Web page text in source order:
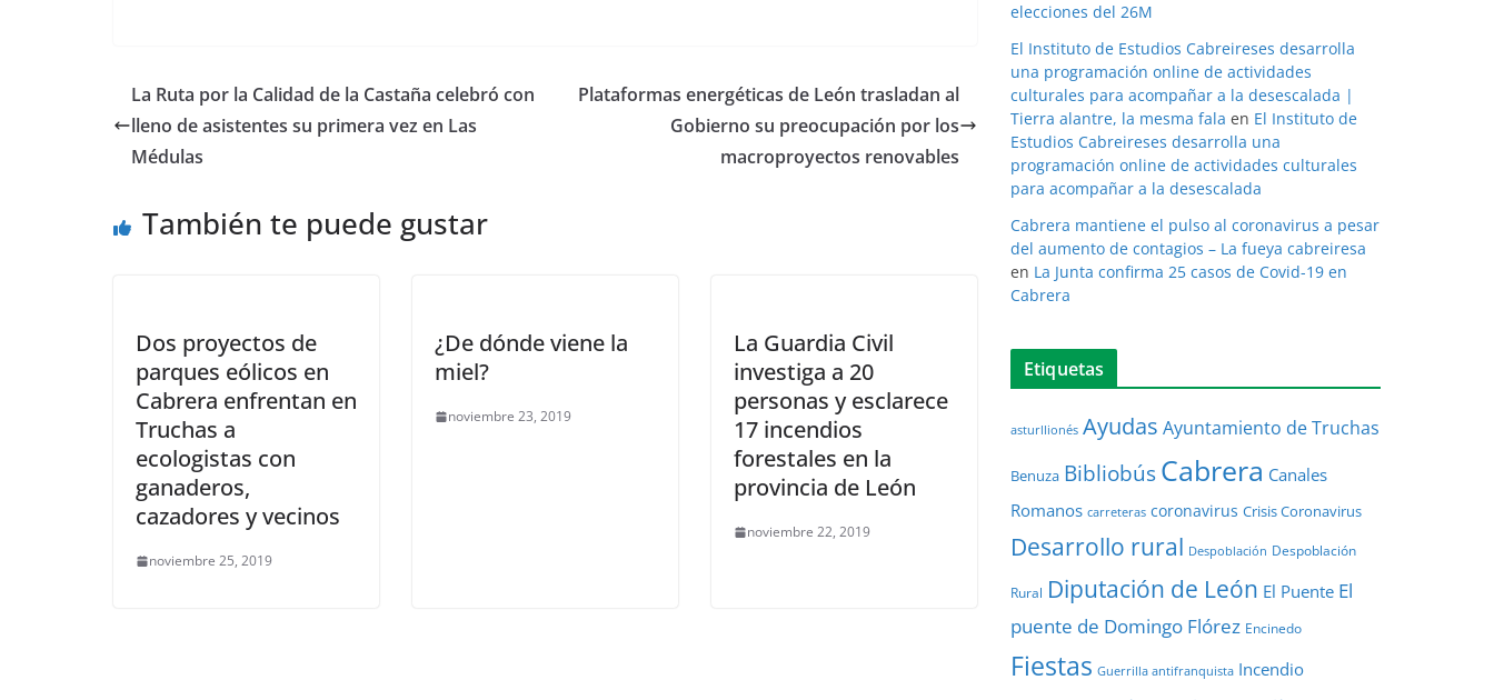
La Ruta por la Calidad de la Castaña celebró con
lleno de asistentes su primera vez en Las
Médulas
Plataformas energéticas de León trasladan al
Gobierno su preocupación por los
macroproyectos renovables
También te puede gustar
Dos proyectos de
parques eólicos en
Cabrera enfrentan en
Truchas a
ecologistas con
ganaderos,
cazadores y vecinos
noviembre 25, 2019
¿De dónde viene la
miel?
noviembre 23, 2019
La Guardia Civil
investiga a 20
personas y esclarece
17 incendios
forestales en la
provincia de León
noviembre 22, 2019
elecciones del 26M
El Instituto de Estudios Cabreireses desarrolla
una programación online de actividades
culturales para acompañar a la desescalada |
Tierra alantre, la mesma fala en El Instituto de
Estudios Cabreireses desarrolla una
programación online de actividades culturales
para acompañar a la desescalada
Cabrera mantiene el pulso al coronavirus a pesar
del aumento de contagios – La fueya cabreiresa
en La Junta confirma 25 casos de Covid-19 en
Cabrera
Etiquetas
asturllionés Ayudas Ayuntamiento de Truchas
Benuza BibliobúsCabrera Canales
Romanos carreteras coronavirus Crisis Coronavirus
Desarrollo rural Despoblación Despoblación
Rural Diputación de León El Puente El
puente de Domingo Flórez Encinedo
Fiestas Guerrilla antifranquista Incendio